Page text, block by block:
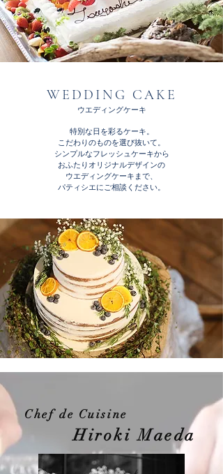
WEDDING CAKE​
ウエディングケーキ
特別な日を彩るケーキ。
こだわりのものを選び抜いて。
シンプルなフレッシュケーキから
おふたりオリジナルデザインの
ウエディングケーキまで、
パティシエにご相談ください。
Chef de Cuisine
Hiroki Maeda